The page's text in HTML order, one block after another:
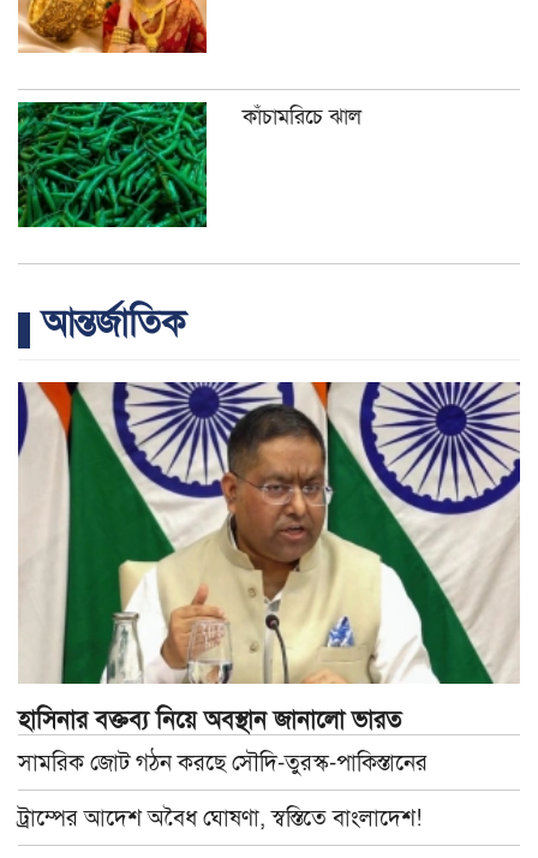
কাঁচামরিচে ঝাল
আন্তর্জাতিক
হাসিনার বক্তব্য নিয়ে অবস্থান জানালো ভারত
সামরিক জোট গঠন করছে সৌদি-তুরস্ক-পাকিস্তানের
ট্রাম্পের আদেশ অবৈধ ঘোষণা, স্বস্তিতে বাংলাদেশ!